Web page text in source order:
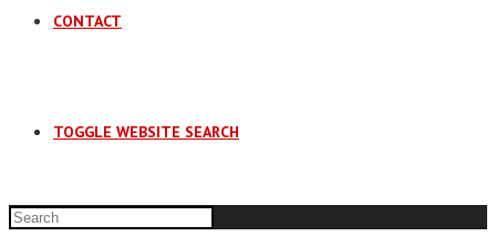
CONTACT
TOGGLE WEBSITE SEARCH